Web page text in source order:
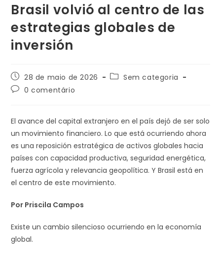
Brasil volvió al centro de las
estrategias globales de
inversión
28 de maio de 2026
Sem categoria
0 comentário
El avance del capital extranjero en el país dejó de ser solo
un movimiento financiero. Lo que está ocurriendo ahora
es una reposición estratégica de activos globales hacia
países con capacidad productiva, seguridad energética,
fuerza agrícola y relevancia geopolítica. Y Brasil está en
el centro de este movimiento.
Por Priscila Campos
Existe un cambio silencioso ocurriendo en la economía
global.